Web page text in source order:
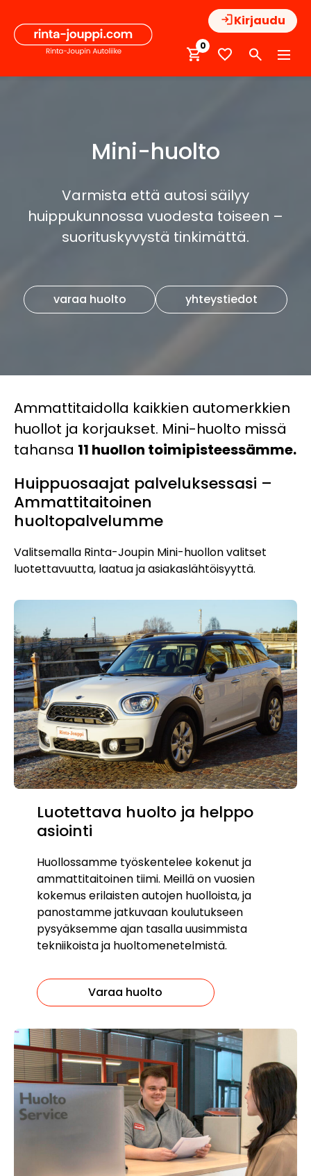
sisältöön
Kirjaudu
0
Mini-huolto
Varmista että autosi säilyy
huippukunnossa vuodesta toiseen –
suorituskyvystä tinkimättä.
varaa huolto yhteystiedot
Ammattitaidolla kaikkien automerkkien
huollot ja korjaukset. Mini-huolto missä
tahansa 11 huollon toimipisteessämme.
Huippuosaajat palveluksessasi –
Ammattitaitoinen
huoltopalvelumme
Valitsemalla Rinta-Joupin Mini-huollon valitset
luotettavuutta, laatua ja asiakaslähtöisyyttä.
Luotettava huolto ja helppo
asiointi
Huollossamme työskentelee kokenut ja
ammattitaitoinen tiimi. Meillä on vuosien
kokemus erilaisten autojen huolloista, ja
panostamme jatkuvaan koulutukseen
pysyäksemme ajan tasalla uusimmista
tekniikoista ja huoltomenetelmistä.
Varaa huolto